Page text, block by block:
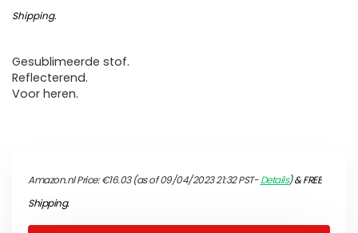
Shipping.
Gesublimeerde stof.
Reflecterend.
Voor heren.
Amazon.nl Price:€16.03(as of 09/04/2023 21:32 PST-Details)&FREE
Shipping.